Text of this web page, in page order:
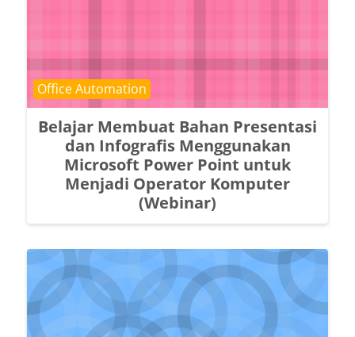
Belajar Membuat Bahan Presentasi
dan Infografis Menggunakan
Microsoft Power Point untuk
Menjadi Operator Komputer
(Webinar)
Course category
Office Automation